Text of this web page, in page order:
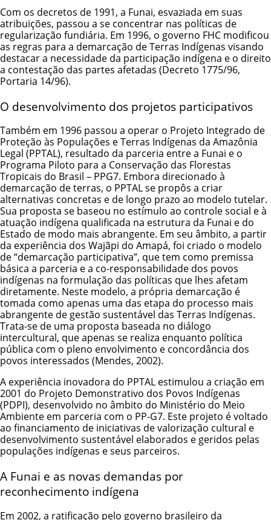
Com os decretos de 1991, a Funai, esvaziada em suas
atribuições, passou a se concentrar nas políticas de
regularização fundiária. Em 1996, o governo FHC modificou
as regras para a demarcação de Terras Indígenas visando
destacar a necessidade da participação indígena e o direito
a contestação das partes afetadas (Decreto 1775/96,
Portaria 14/96).
O desenvolvimento dos projetos participativos
Também em 1996 passou a operar o Projeto Integrado de
Proteção às Populações e Terras Indígenas da Amazônia
Legal (PPTAL), resultado da parceria entre a Funai e o
Programa Piloto para a Conservação das Florestas
Tropicais do Brasil – PPG7. Embora direcionado à
demarcação de terras, o PPTAL se propôs a criar
alternativas concretas e de longo prazo ao modelo tutelar.
Sua proposta se baseou no estímulo ao controle social e à
atuação indígena qualificada na estrutura da Funai e do
Estado de modo mais abrangente. Em seu âmbito, a partir
da experiência dos Wajãpi do Amapá, foi criado o modelo
de “demarcação participativa”, que tem como premissa
básica a parceria e a co-responsabilidade dos povos
indígenas na formulação das políticas que lhes afetam
diretamente. Neste modelo, a própria demarcação é
tomada como apenas uma das etapa do processo mais
abrangente de gestão sustentável das Terras Indígenas.
Trata-se de uma proposta baseada no diálogo
intercultural, que apenas se realiza enquanto política
pública com o pleno envolvimento e concordância dos
povos interessados (Mendes, 2002).
A experiência inovadora do PPTAL estimulou a criação em
2001 do Projeto Demonstrativo dos Povos Indígenas
(PDPI), desenvolvido no âmbito do Ministério do Meio
Ambiente em parceria com o PP-G7. Este projeto é voltado
ao financiamento de iniciativas de valorização cultural e
desenvolvimento sustentável elaborados e geridos pelas
populações indígenas e seus parceiros.
A Funai e as novas demandas por
reconhecimento indígena
Em 2002, a ratificação pelo governo brasileiro da